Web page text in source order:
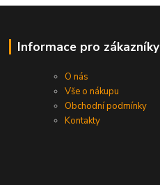
Informace pro zákazníky
O nás
Vše o nákupu
Obchodní podmínky
Kontakty